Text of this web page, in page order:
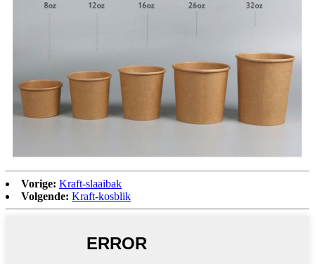
Vorige: Kraft-slaaibak
Volgende: Kraft-kosblik